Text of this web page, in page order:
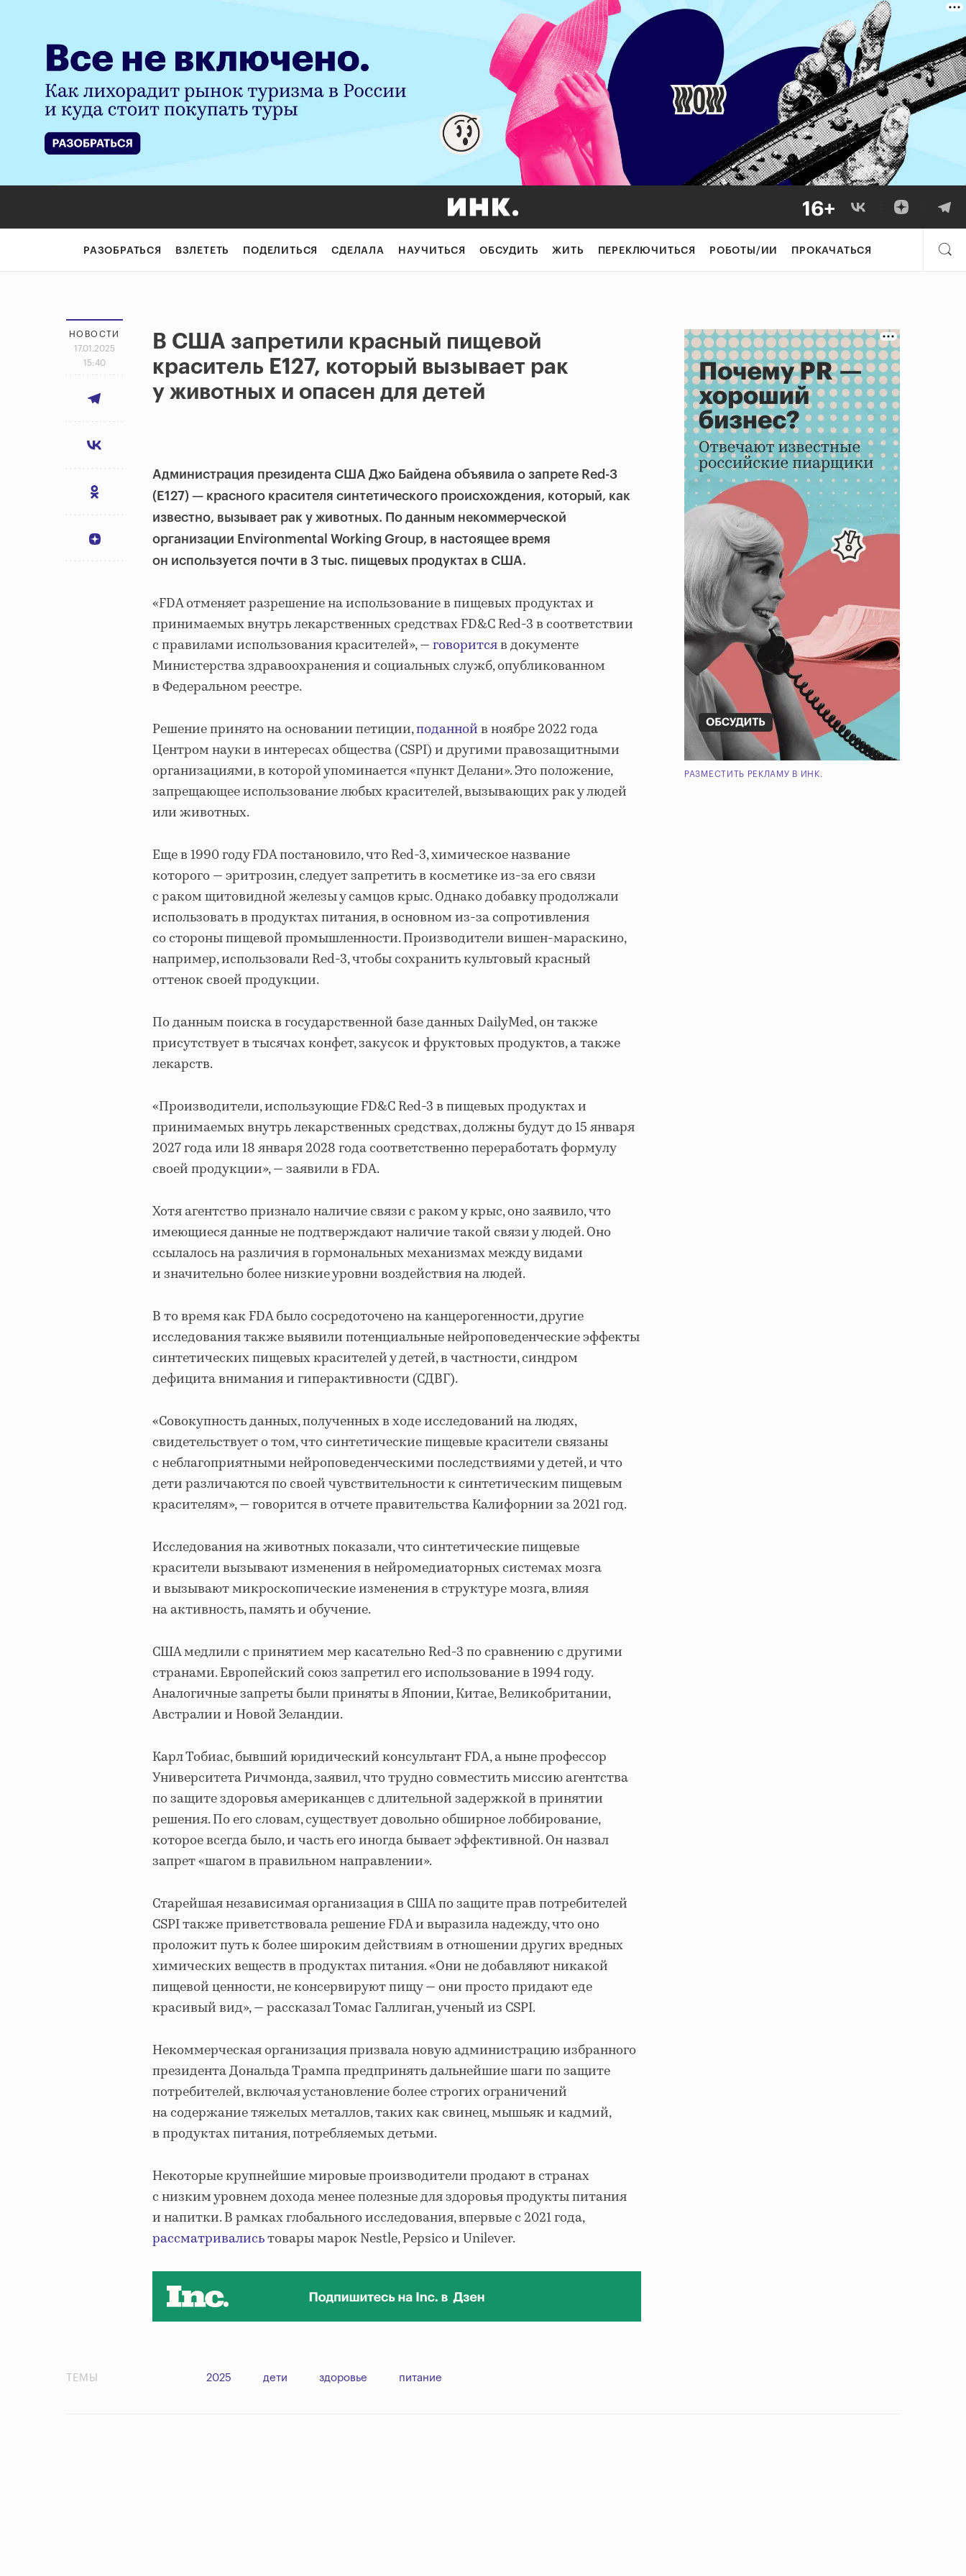
РАЗОБРАТЬСЯ ВЗЛЕТЕТЬ ПОДЕЛИТЬСЯ СДЕЛАЛА НАУЧИТЬСЯ ОБСУДИТЬ ЖИТЬ ПЕРЕКЛЮЧИТЬСЯ РОБОТЫ/ИИ ПРОКАЧАТЬСЯ
НОВОСТИ
17.01.2025
15:40
В США запретили красный пищевой
краситель Е127, который вызывает рак
у животных и опасен для детей
Администрация президента США Джо Байдена объявила о запрете Red-3
(Е127) — красного красителя синтетического происхождения, который, как
известно, вызывает рак у животных. По данным некоммерческой
организации Environmental Working Group, в настоящее время
он используется почти в 3 тыс. пищевых продуктах в США.
«FDA отменяет разрешение на использование в пищевых продуктах и ​​
принимаемых внутрь лекарственных средствах FD&C Red-3 в соответствии
с правилами использования красителей», —говоритсяв документе
Министерства здравоохранения и социальных служб, опубликованном
в Федеральном реестре.
Решение принято на основании петиции,поданнойв ноябре 2022 года
Центром науки в интересах общества (CSPI) и другими правозащитными
организациями, в которой упоминается «пункт Делани». Это положение,
запрещающее использование любых красителей, вызывающих рак у людей
или животных.
Еще в 1990 году FDA постановило, что Red-3, химическое название
которого — эритрозин, следует запретить в косметике из-за его связи
с раком щитовидной железы у самцов крыс. Однако добавку продолжали
использовать в продуктах питания, в основном из-за сопротивления
со стороны пищевой промышленности. Производители вишен-мараскино,
например, использовали Red-3, чтобы сохранить культовый красный
оттенок своей продукции.
По данным поиска в государственной базе данных DailyMed, он также
присутствует в тысячах конфет, закусок и фруктовых продуктов, а также
лекарств.
«Производители, использующие FD&C Red-3 в пищевых продуктах и ​​
принимаемых внутрь лекарственных средствах, должны будут до 15 января
2027 года или 18 января 2028 года соответственно переработать формулу
своей продукции», — заявили в FDA.
Хотя агентство признало наличие связи с раком у крыс, оно заявило, что
имеющиеся данные не подтверждают наличие такой связи у людей. Оно
ссылалось на различия в гормональных механизмах между видами
и значительно более низкие уровни воздействия на людей.
В то время как FDA было сосредоточено на канцерогенности, другие
исследования также выявили потенциальные нейроповеденческие эффекты
синтетических пищевых красителей у детей, в частности, синдром
дефицита внимания и гиперактивности (СДВГ).
«Совокупность данных, полученных в ходе исследований на людях,
свидетельствует о том, что синтетические пищевые красители связаны
с неблагоприятными нейроповеденческими последствиями у детей, и что
дети различаются по своей чувствительности к синтетическим пищевым
красителям», — говорится в отчете правительства Калифорнии за 2021 год.
Исследования на животных показали, что синтетические пищевые
красители вызывают изменения в нейромедиаторных системах мозга
и вызывают микроскопические изменения в структуре мозга, влияя
на активность, память и обучение.
США медлили с принятием мер касательно Red-3 по сравнению с другими
странами. Европейский союз запретил его использование в 1994 году.
Аналогичные запреты были приняты в Японии, Китае, Великобритании,
Австралии и Новой Зеландии.
Карл Тобиас, бывший юридический консультант FDA, а ныне профессор
Университета Ричмонда, заявил, что трудно совместить миссию агентства
по защите здоровья американцев с длительной задержкой в ​​принятии
решения. По его словам, существует довольно обширное лоббирование,
которое всегда было, и часть его иногда бывает эффективной. Он назвал
запрет «шагом в правильном направлении».
Старейшая независимая организация в США по защите прав потребителей
CSPI также приветствовала решение FDA и выразила надежду, что оно
проложит путь к более широким действиям в отношении других вредных
химических веществ в продуктах питания. «Они не добавляют никакой
пищевой ценности, не консервируют пищу — они просто придают еде
красивый вид», — рассказал Томас Галлиган, ученый из CSPI.
Некоммерческая организация призвала новую администрацию избранного
президента Дональда Трампа предпринять дальнейшие шаги по защите
потребителей, включая установление более строгих ограничений
на содержание тяжелых металлов, таких как свинец, мышьяк и кадмий,
в продуктах питания, потребляемых детьми.
Некоторые крупнейшие мировые производители продают в странах
с низким уровнем дохода менее полезные для здоровья продукты питания
и напитки. В рамках глобального исследования, впервые с 2021 года,
рассматривалисьтовары марок Nestle, Pepsico и Unilever.
РАЗМЕСТИТЬ РЕКЛАМУ В ИНК.
ТЕМЫ 2025 дети здоровье питание